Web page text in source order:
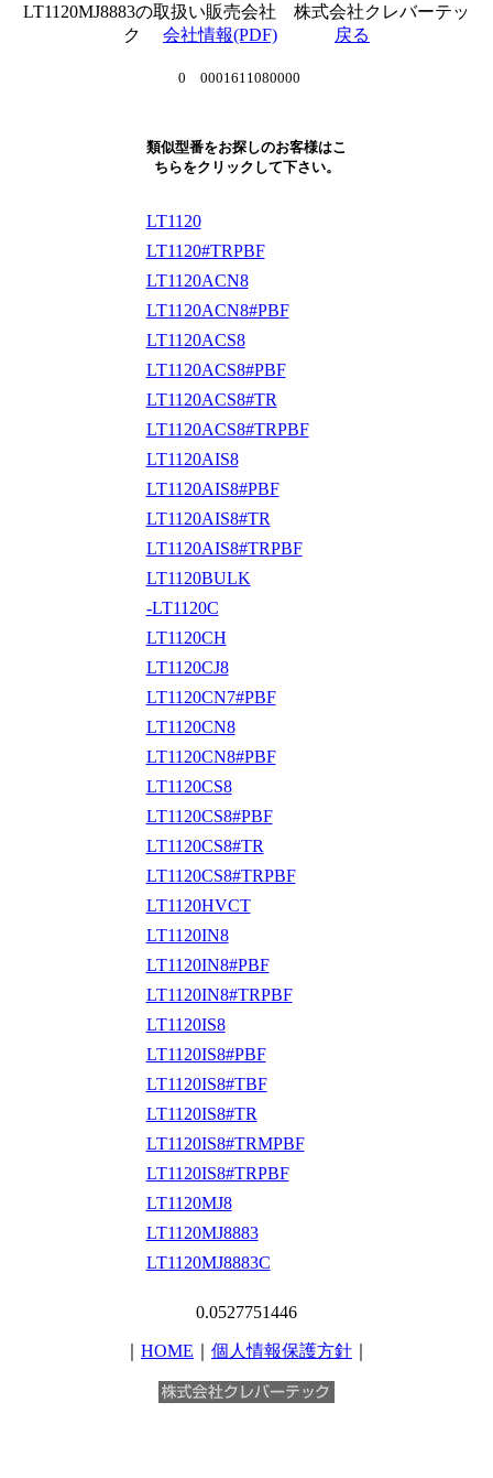
LT1120MJ8883の取扱い販売会社 株式会社クレバーテッ
ク 会社情報(PDF) 戻る
0 0001611080000
類似型番をお探しのお客様はこ
ちらをクリックして下さい。
LT1120
LT1120#TRPBF
LT1120ACN8
LT1120ACN8#PBF
LT1120ACS8
LT1120ACS8#PBF
LT1120ACS8#TR
LT1120ACS8#TRPBF
LT1120AIS8
LT1120AIS8#PBF
LT1120AIS8#TR
LT1120AIS8#TRPBF
LT1120BULK
-LT1120C
LT1120CH
LT1120CJ8
LT1120CN7#PBF
LT1120CN8
LT1120CN8#PBF
LT1120CS8
LT1120CS8#PBF
LT1120CS8#TR
LT1120CS8#TRPBF
LT1120HVCT
LT1120IN8
LT1120IN8#PBF
LT1120IN8#TRPBF
LT1120IS8
LT1120IS8#PBF
LT1120IS8#TBF
LT1120IS8#TR
LT1120IS8#TRMPBF
LT1120IS8#TRPBF
LT1120MJ8
LT1120MJ8883
LT1120MJ8883C
0.0527751446
HOME 個人情報保護方針